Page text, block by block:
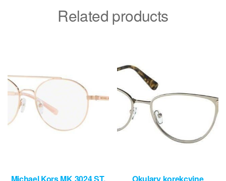
Related products
Michael Kors MK 3024 ST. Okulary korekcyjne